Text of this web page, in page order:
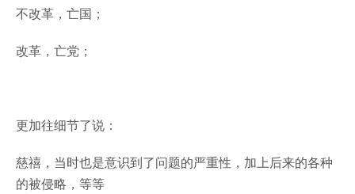
不改革，亡国；
改革，亡党；
更加往细节了说：
慈禧，当时也是意识到了问题的严重性，加上后来的各种
的被侵略，等等